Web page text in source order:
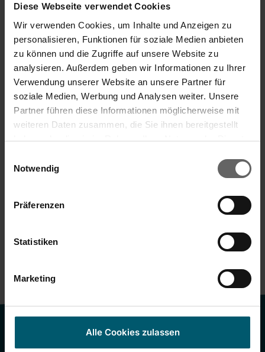
Diese Webseite verwendet Cookies
Wir verwenden Cookies, um Inhalte und Anzeigen zu
personalisieren, Funktionen für soziale Medien anbieten
zu können und die Zugriffe auf unsere Website zu
analysieren. Außerdem geben wir Informationen zu Ihrer
Verwendung unserer Website an unsere Partner für
soziale Medien, Werbung und Analysen weiter. Unsere
Partner führen diese Informationen möglicherweise mit
weiteren Daten zusammen, die Sie ihnen bereitgestellt
haben oder die sie im Rahmen Ihrer Nutzung der Dienste
Cookies, wenn Sie unsere Webseite weiterhin nutzen.
Notwendig
Präferenzen
Statistiken
Marketing
Alle Cookies zulassen
Pour les aliments sensibles à la pression et liquides
Couvercle avec indicateur de date pour un meilleur
contrôle
Compatible micro-ondes et lave-vaisselle